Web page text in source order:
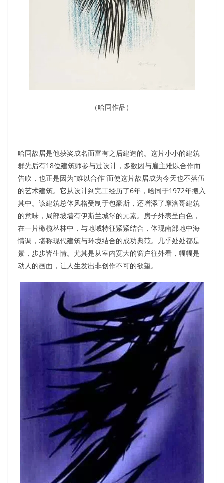
（哈同作品）
哈同故居是他获奖成名而富有之后建造的。这片小小的建筑
群先后有18位建筑师参与过设计，多数因与雇主难以合作而
告吹，也正是因为“难以合作”而使这片故居成为今天也不落伍
的艺术建筑。它从设计到完工经历了6年，哈同于1972年搬入
其中。该建筑总体风格受制于包豪斯，还增添了摩洛哥建筑
的意味，局部坡墙有伊斯兰城堡的元素。房子外表呈白色，
在一片橄榄丛林中，与地域特征紧紧结合，体现南部地中海
情调，堪称现代建筑与环境结合的成功典范。几乎处处都是
景，步步皆生情。尤其是从室内宽大的窗户往外看，幅幅是
动人的画面，让人生发出非创作不可的欲望。